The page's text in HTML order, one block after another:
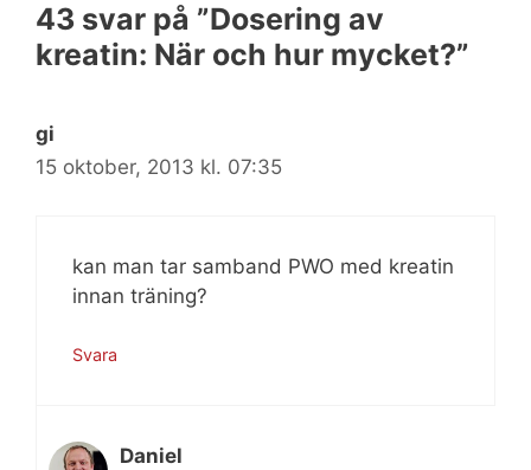
43 svar på ”Dosering av
kreatin: När och hur mycket?”
gi
15 oktober, 2013 kl. 07:35
kan man tar samband PWO med kreatin
innan träning?
Svara
Daniel